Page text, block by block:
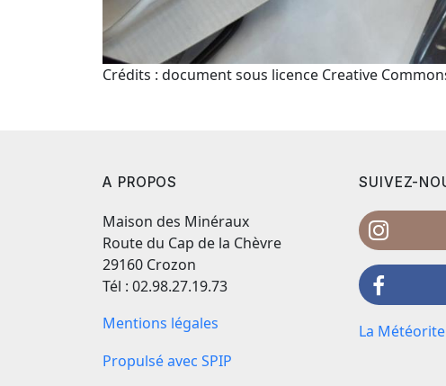
Crédits : document sous licence Creative
A PROPOS
Maison des Minéraux
Route du Cap de la Chèvre
29160 Crozon
Tél : 02.98.27.19.73
Mentions légales
Propulsé avec SPIP
SUIVEZ-
La Météorite